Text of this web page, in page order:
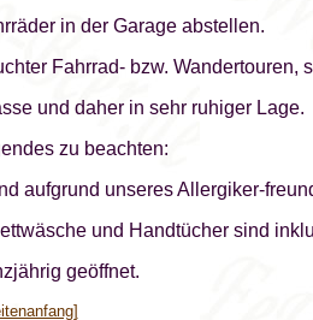
in der Garage abstellen.
Fahrrad- bzw. Wandertouren,
und daher in sehr ruhiger Lage.
zu beachten:
aufgrund unseres Allergiker-
und Handtücher sind
geöffnet.